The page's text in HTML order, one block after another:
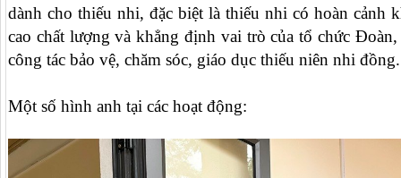
dành cho thiếu nhi, đặc biệt là thiếu nhi có hoàn cảnh
cao chất lượng và khẳng định vai trò của tổ chức
công tác bảo vệ, chăm sóc, giáo dục thiếu niên nhi đồng.
Một số hình anh tại các hoạt động: